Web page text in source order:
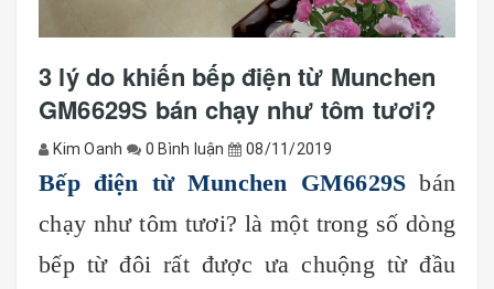
3 lý do khiến bếp điện từ Munchen
GM6629S bán chạy như tôm tươi?
Kim Oanh 0 Bình luận 08/11/2019
Bếp điện từ Munchen GM6629S bán
chạy như tôm tươi? là một trong số dòng
bếp từ đôi rất được ưa chuộng từ đầu